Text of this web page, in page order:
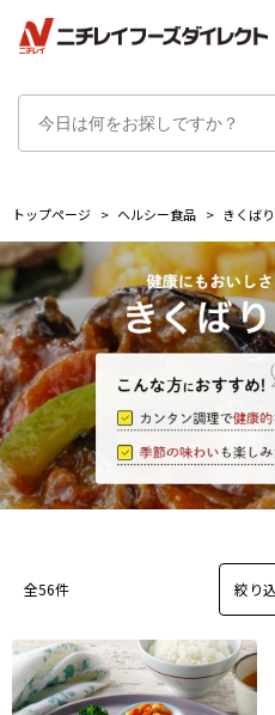
トップページ > ヘルシー食品 > きくば
絞り
全56件